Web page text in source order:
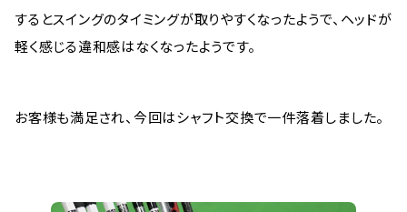
するとスイングのタイミングが取りやすくなったようで、ヘッドが
軽く感じる違和感はなくなったようです。
お客様も満足され、今回はシャフト交換で一件落着しました。